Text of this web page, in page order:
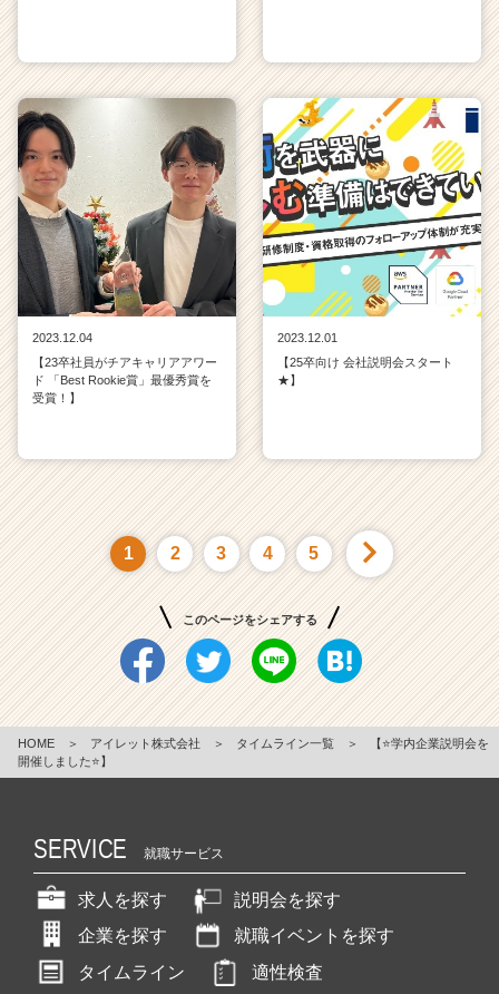
2023.12.04
【23卒社員がチアキャリアアワー
ド 「Best Rookie賞」最優秀賞を
受賞！】
2023.12.01
【25卒向け 会社説明会スタート
★】
1 2 3 4 5
このページをシェアする
HOME ＞ アイレット株式会社 ＞ タイムライン一覧 ＞
【⭐️学内企業説明会を
開催しました⭐️】
SERVICE 就職サービス
求人を探す
説明会を探す
企業を探す
就職イベントを探す
タイムライン
適性検査